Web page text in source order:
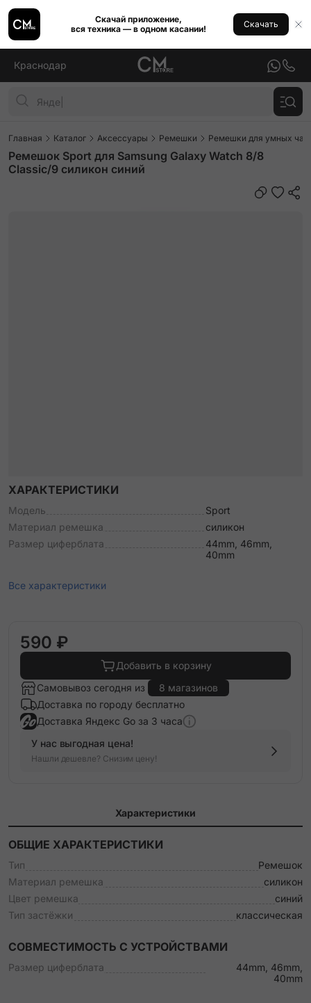
Скачай приложение,
вся техника — в одном касании!
Скачать
Краснодар
Главная Каталог Аксессуары Ремешки Ремешки для умных
Ремешок Sport для Samsung Galaxy Watch 8/8
Classic/9 силикон синий
ХАРАКТЕРИСТИКИ
Модель
Sport
Материал ремешка
силикон
Размер циферблата
44mm, 46mm,
40mm
Все характеристики
590 ₽
Добавить в корзину
Самовывоз сегодня из
8 магазинов
Доставка по городу бесплатно
Доставка Яндекс Go за 3 часа
У нас выгодная цена!
Нашли дешевле? Снизим цену!
Характеристики
ОБЩИЕ ХАРАКТЕРИСТИКИ
Тип
Ремешок
Материал ремешка
силикон
Цвет ремешка
синий
Тип застёжки
классическая
СОВМЕСТИМОСТЬ С УСТРОЙСТВАМИ
Размер циферблата
44mm, 46mm,
40mm